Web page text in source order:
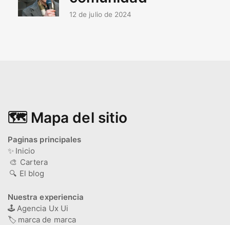
12 de julio de 2024
🗺️ Mapa del sitio
Paginas principales
✨ Inicio
🎨 Cartera
🔍 El blog
Nuestra experiencia
🕹️ Agencia Ux Ui
🏷️ marca de marca